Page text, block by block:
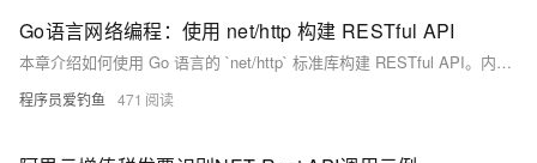
Go语言网络编程：使用 net/http 构建 RESTful API
本章介绍如何使用 Go 语言的 `net/http` 标准库构建 RESTful API。内容涵盖 RESTful API 的基本概念及规范，包括 GET、POST、PUT 和 DELETE 方法的实现。通过定义用户数据结构和模拟数据库，逐步实现获取用户列表、创建用户、更新用户、删除用户的 HTTP 路由处理函数。同时提供辅助函数用于路径参数解析，并展示如何设置路由器启动服务。最后通过 curl 或 Postman 测试接口功能。章节总结了路由分发、JSON 编解码、方法区分、并发安全管理和路径参数解析等关键点，为更复杂需求推荐第三方框架如 Gin、Echo 和 Chi。
程序员爱钓鱼 471